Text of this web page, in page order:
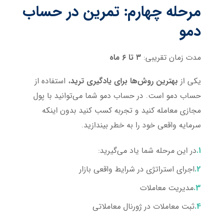
مرحله چهارم: تمرین در حساب
دمو
مدت زمان تقریبی: ۳ تا ۶ ماه
یکی از بهترین روش‌ها برای یادگیری ترید، استفاده از
حساب دمو است. در حساب دمو شما می‌توانید با پول
مجازی معامله کنید و تجربه کسب کنید بدون اینکه
سرمایه واقعی خود را به خطر بیندازید.
در این مرحله شما یاد می‌گیرید:
اجرای استراتژی در شرایط واقعی بازار
مدیریت معاملات
ثبت معاملات در ژورنال معاملاتی